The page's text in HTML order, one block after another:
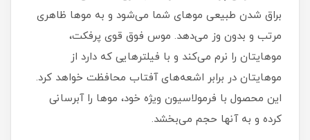
براق شدن طبیعی موهای شما می‌شود و به موها ظاهری
مرتب و بدون وز می‌دهد. موس فوق قوی پرفکت،
موهایتان را نرم می‌کند و با فیلترهایی که دارد از
موهایتان در برابر اشعه‌های آفتاب محافظت خواهد کرد.
این محصول با فرمولاسیون ویژه خود، موها را آبرسانی
کرده و به آنها حجم می‌بخشد.